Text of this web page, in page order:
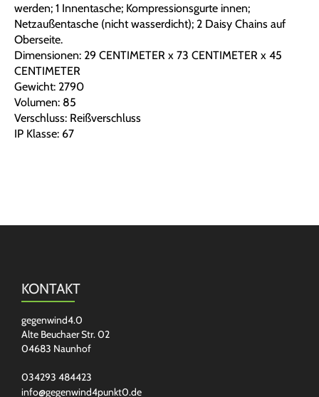
werden; 1 Innentasche; Kompressionsgurte innen;
Netzaußentasche (nicht wasserdicht); 2 Daisy Chains auf
Oberseite.
Dimensionen: 29 CENTIMETER x 73 CENTIMETER x 45
CENTIMETER
Gewicht: 2790
Volumen: 85
Verschluss: Reißverschluss
IP Klasse: 67
KONTAKT
gegenwind4.0
Alte Beuchaer Str. 02
04683 Naunhof
034293 484423
info@gegenwind4punkt0.de